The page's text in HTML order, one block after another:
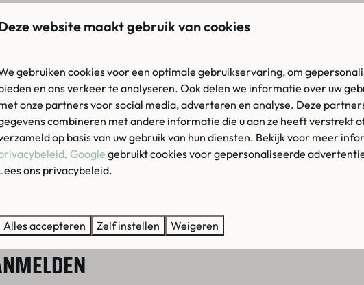
HET KORT
zowel kamperen als een accommodatie huren.
van 130 m² met eigen kampeermiddel. Het is ook
De luxe accommodaties bieden plek aanmaximaal
van alle gemakken. In een aantal
op enkele kampeervelden. Aan
niet voor niets beoordeeld met 5 sterren. Van
en gekke avonturen met het animatieteam tot
website maakt gebruik van cookies
gebruiken cookies voor een optimale gebruikservaring, om
en ons verkeer te analyseren. Ook delen we informatie over uw
onze partners voor social media, adverteren en analyse. Deze
combineren met andere informatie die u aan ze heeft verstrekt
op basis van uw gebruik van hun diensten. Bekijk voor meer
. Google gebruikt cookies voor gepersonaliseerde
ons privacybeleid.
Alles accepteren Zelf instellen Weigeren